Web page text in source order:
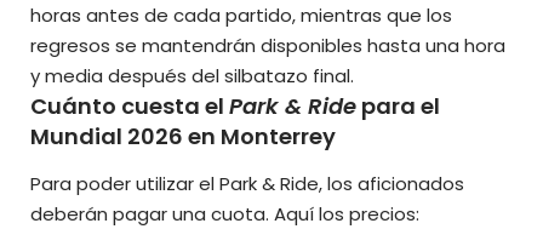
horas antes de cada partido, mientras que los
regresos se mantendrán disponibles hasta una hora
y media después del silbatazo final.
Cuánto cuesta el Park & Ride para el
Mundial 2026 en Monterrey
Para poder utilizar el Park & Ride, los aficionados
deberán pagar una cuota. Aquí los precios: